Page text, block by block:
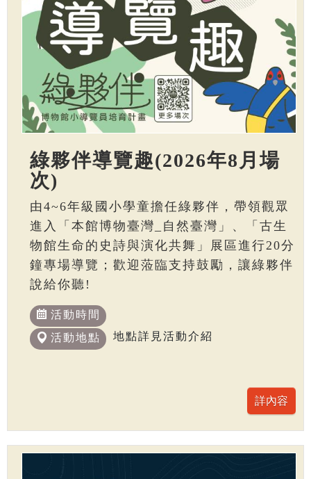
綠夥伴導覽趣(2026年8月場
次)
由4~6年級國小學童擔任綠夥伴，帶領觀眾
進入「本館博物臺灣_自然臺灣」、「古生
物館生命的史詩與演化共舞」展區進行20分
鐘專場導覽；歡迎蒞臨支持鼓勵，讓綠夥伴
說給你聽!
活動時間
活動地點
地點詳見活動介紹